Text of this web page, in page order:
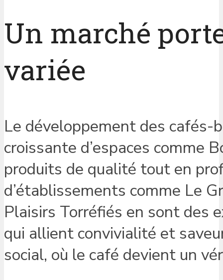
Un marché
variée
Le développement des cafés-
croissante d’espaces comme
produits de qualité tout en
d’établissements comme Le
Plaisirs Torréfiés en sont des
qui allient convivialité et
social, où le café devient un